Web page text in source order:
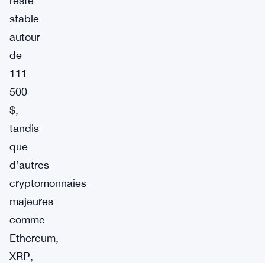
stable
autour
de
111
500
$,
tandis
que
d’autres
cryptomonnaies
majeures
comme
Ethereum,
XRP,